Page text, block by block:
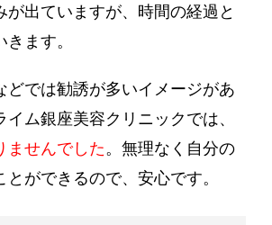
が出ていますが、時間の経過と
ます。
どでは勧誘が多いイメージがあ
イム銀座美容クリニックでは、
ませんでした。無理なく自分の
ができるので、安心です。